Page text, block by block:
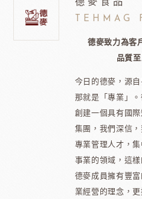
德麥食品
TEHMAG
德麥致力為客
品質
今日的德麥，源
那就是「專業」
創建一個具有國
集團，我們深信
專業管理人才，
事業的領域，這
德麥成員擁有豐
業經營的理念，